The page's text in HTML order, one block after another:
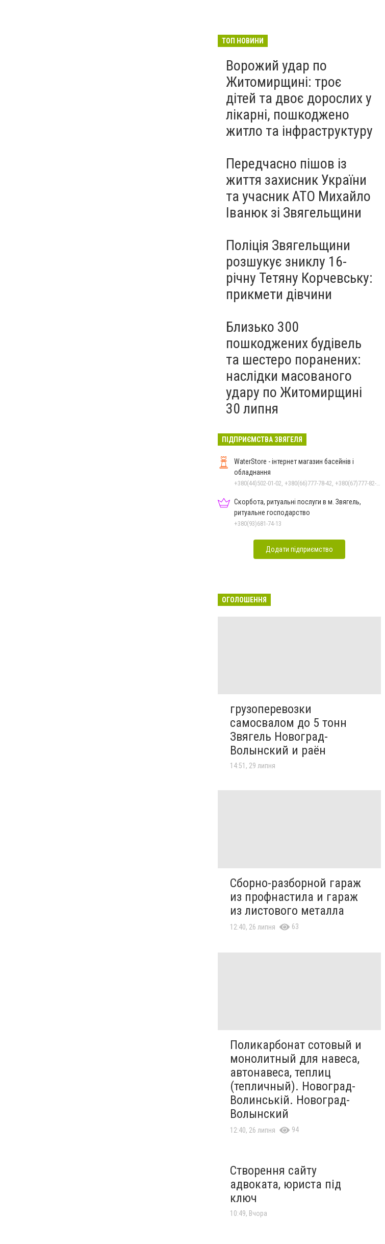
ТОП НОВИНИ
Ворожий удар по
Житомирщині: троє
дітей та двоє дорослих у
лікарні, пошкоджено
житло та інфраструктуру
Передчасно пішов із
життя захисник України
та учасник АТО Михайло
Іванюк зі Звягельщини
Поліція Звягельщини
розшукує зниклу 16-
річну Тетяну Корчевську:
прикмети дівчини
Близько 300
пошкоджених будівель
та шестеро поранених:
наслідки масованого
удару по Житомирщині
30 липня
ПІДПРИЄМСТВА ЗВЯГЕЛЯ
WaterStore - інтернет магазин басейнів і
обладнання
+380(44)502-01-02, +380(66)777-78-42, +380(67)777-82-19, +380(67)890-80-80, +380(73)890-80-80, +380(44)502-01-03
Скорбота, ритуальні послуги в м. Звягель,
ритуальне господарство
+380(93)681-74-13
Додати підприємство
ОГОЛОШЕННЯ
грузоперевозки
самосвалом до 5 тонн
Звягель Новоград-
Волынский и раён
14:51, 29 липня
Сборно-разборной гараж
из профнастила и гараж
из листового металла
12:40, 26 липня 63
Поликарбонат сотовый и
монолитный для навеса,
автонавеса, теплиц
(тепличный). Новоград-
Волинській. Новоград-
Волынский
12:40, 26 липня 94
Створення сайту
адвоката, юриста під
ключ
10:49, Вчора